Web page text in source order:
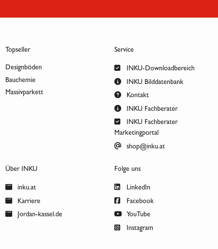
Topseller
Designböden
Bauchemie
Massivparkett
Service
INKU-Downloadbereich
INKU Bilddatenbank
Kontakt
INKU Fachberater
INKU Fachberater
Marketingportal
shop@inku.at
Über INKU
inku.at
Karriere
Jordan-kassel.de
Folge uns
LinkedIn
Facebook
YouTube
Instagram